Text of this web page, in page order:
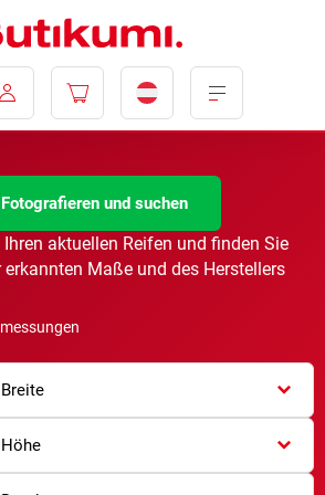
Fotografieren und suchen
aktuellen Reifen und finden Sie
erkannten Maße und des Herstellers
Breite
Höhe